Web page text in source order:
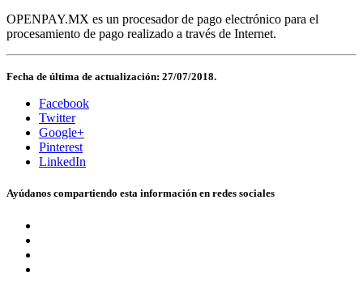
OPENPAY.MX es un procesador de pago electrónico para el
procesamiento de pago realizado a través de Internet.
Fecha de última de actualización: 27/07/2018.
Facebook
Twitter
Google+
Pinterest
LinkedIn
Ayúdanos compartiendo esta información en redes sociales